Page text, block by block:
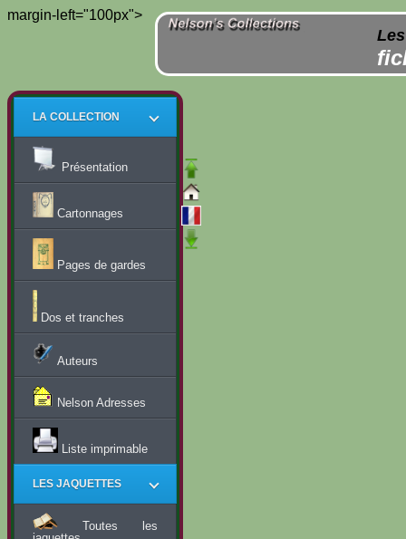
margin-left="100px">
LA COLLECTION
Présentation
Cartonnages
Pages de gardes
Dos et tranches
Auteurs
Nelson Adresses
Liste imprimable
LES JAQUETTES
Toutes les